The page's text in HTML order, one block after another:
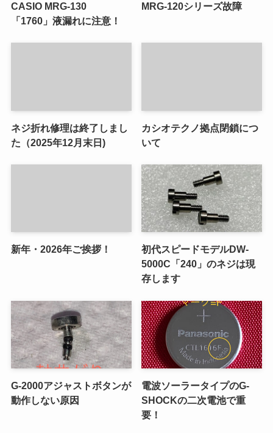
CASIO MRG-130
「1760」液漏れに注意！
MRG-120シリーズ故障
ネジ折れ修理は終了しまし
た（2025年12月末日)
カシオテクノ拠点閉鎖につ
いて
新年・2026年ご挨拶！
初代スピードモデルDW-
5000C「240」のネジは現
存します
G-2000アジャストボタンが
動作しない原因
電波ソーラータイプのG-
SHOCKの二次電池で重
要！